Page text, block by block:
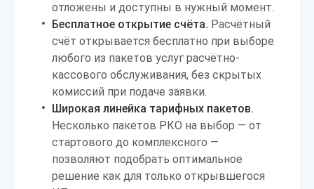
отложены и доступны в нужный момент.
Бесплатное открытие счёта. Расчётный
счёт открывается бесплатно при выборе
любого из пакетов услуг расчётно-
кассового обслуживания, без скрытых
комиссий при подаче заявки.
Широкая линейка тарифных пакетов.
Несколько пакетов РКО на выбор — от
стартового до комплексного —
позволяют подобрать оптимальное
решение как для только открывшегося